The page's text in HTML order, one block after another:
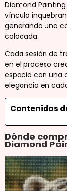
Diamond
vínculo
generando una
colocada.
Cada sesión de
en el proceso
espacio con una
elegancia en
Contenidos
Dónde
Diamond